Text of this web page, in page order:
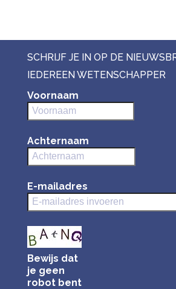
SCHRIJF JE IN OP DE
IEDEREEN WETENSCHAPPER
Voornaam
Achternaam
E-mailadres
Bewijs dat
je geen
robot bent